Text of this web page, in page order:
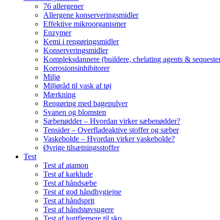
76 allergener
Allergene konserveringsmidler
Effektive mikroorganismer
Enzymer
Kemi i rengøringsmidler
Konserveringsmidler
Kompleksdannere (buildere, chelating agents &
Korrosionsinhibitorer
Miljø
Miljøråd til vask af tøj
Mærkning
Rengøring med bagepulver
Svanen og blomsten
Sæbenødder – Hvordan virker sæbenødder?
Tensider – Overfladeaktive stoffer og sæber
Vaskebolde – Hvordan virker vaskebolde?
Øvrige tilsætningsstoffer
Test
Test af atamon
Test af karklude
Test af håndsæbe
Test af god håndhygiejne
Test af håndsprit
Test af håndstøvsugere
Test af lugtfjernere til sko